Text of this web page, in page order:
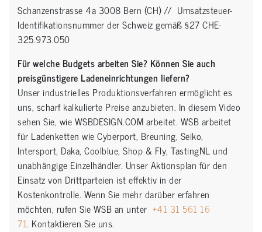
Schanzenstrasse 4a 3008 Bern (CH) // Umsatzsteuer-
Identifikationsnummer der Schweiz gemäß §27 CHE-
325.973.050
Für welche Budgets arbeiten Sie? Können Sie auch
preisgünstigere Ladeneinrichtungen liefern?
Unser industrielles Produktionsverfahren ermöglicht es
uns, scharf kalkulierte Preise anzubieten. In diesem Video
sehen Sie, wie WSBDESIGN.COM arbeitet. WSB arbeitet
für Ladenketten wie Cyberport, Breuning, Seiko,
Intersport, Daka, Coolblue, Shop & Fly, TastingNL und
unabhängige Einzelhändler. Unser Aktionsplan für den
Einsatz von Drittparteien ist effektiv in der
Kostenkontrolle. Wenn Sie mehr darüber erfahren
möchten, rufen Sie WSB an unter +41 31 561 16
71. Kontaktieren Sie uns.